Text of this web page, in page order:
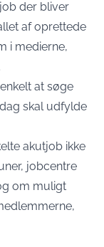
der bliver
af oprettede
i medierne,
at søge
skal udfylde
akutjob ikke
jobcentre
om muligt